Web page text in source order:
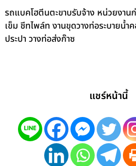
รถแบคโฮตีนตะขาบรับจ้าง หน่วยงาน
เข็ม ชีทไพล์ท งานขุดวางท่อระบายน้
ประปา วางท่อส่งก๊าซ
แชร์หน้านี้